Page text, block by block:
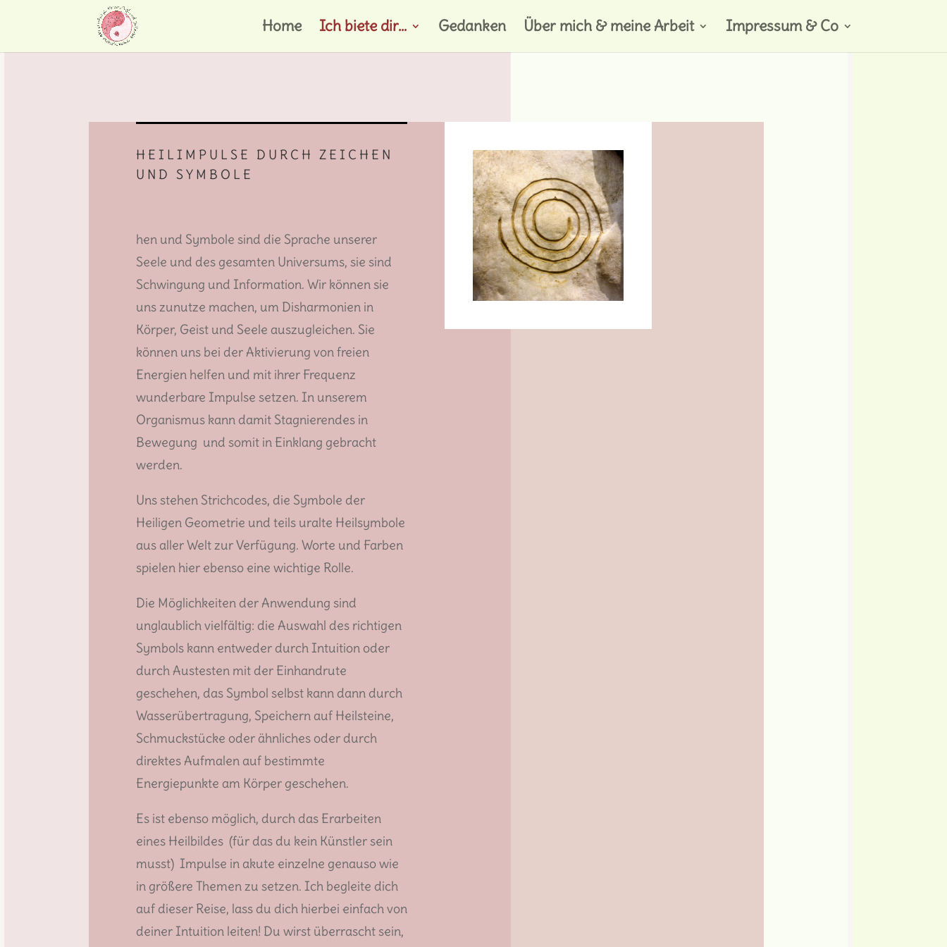
Home Ich biete dir… Gedanken Über mich & meine Arbeit Impressum & Co
HEILIMPULSE DURCH ZEICHEN
UND SYMBOLE
hen und Symbole sind die Sprache unserer
Seele und des gesamten Universums, sie sind
Schwingung und Information. Wir können sie
uns zunutze machen, um Disharmonien in
Körper, Geist und Seele auszugleichen. Sie
können uns bei der Aktivierung von freien
Energien helfen und mit ihrer Frequenz
wunderbare Impulse setzen. In unserem
Organismus kann damit Stagnierendes in
Bewegung und somit in Einklang gebracht
werden.
Uns stehen Strichcodes, die Symbole der
Heiligen Geometrie und teils uralte Heilsymbole
aus aller Welt zur Verfügung. Worte und Farben
spielen hier ebenso eine wichtige Rolle.
Die Möglichkeiten der Anwendung sind
unglaublich vielfältig: die Auswahl des richtigen
Symbols kann entweder durch Intuition oder
durch Austesten mit der Einhandrute
geschehen, das Symbol selbst kann dann durch
Wasserübertragung, Speichern auf Heilsteine,
Schmuckstücke oder ähnliches oder durch
direktes Aufmalen auf bestimmte
Energiepunkte am Körper geschehen.
Es ist ebenso möglich, durch das Erarbeiten
eines Heilbildes (für das du kein Künstler sein
musst) Impulse in akute einzelne genauso wie
in größere Themen zu setzen. Ich begleite dich
auf dieser Reise, lass du dich hierbei einfach von
deiner Intuition leiten! Du wirst überrascht sein,